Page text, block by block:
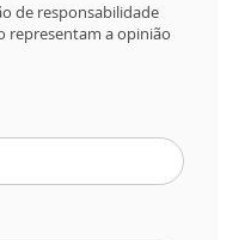
de responsabilidade
representam a opinião